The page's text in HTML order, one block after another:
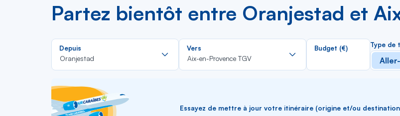
Partez bientôt entre Oranjestad et
Depuis
Oranjestad
Rechercher
dans
la
Vers
Aix-en-Provence TGV
Rechercher
la
Budget (€) Type de
Essayez de mettre à jour votre itinéraire (origine et/ou